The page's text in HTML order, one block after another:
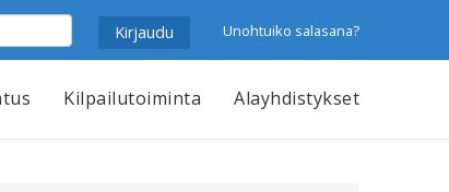
Unohtuiko salasana?
Kilpailutoiminta Alayhdistykset